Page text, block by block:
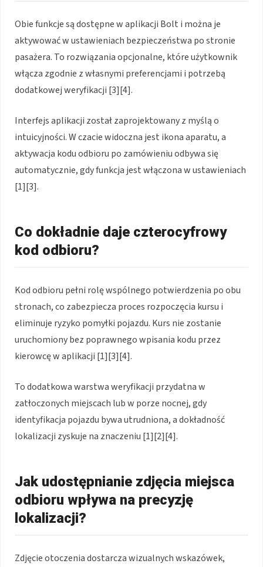
Obie funkcje są dostępne w aplikacji Bolt i można je
aktywować w ustawieniach bezpieczeństwa po stronie
pasażera. To rozwiązania opcjonalne, które użytkownik
włącza zgodnie z własnymi preferencjami i potrzebą
dodatkowej weryfikacji [3][4].
Interfejs aplikacji został zaprojektowany z myślą o
intuicyjności. W czacie widoczna jest ikona aparatu, a
aktywacja kodu odbioru po zamówieniu odbywa się
automatycznie, gdy funkcja jest włączona w ustawieniach
[1][3].
Co dokładnie daje czterocyfrowy
kod odbioru?
Kod odbioru pełni rolę wspólnego potwierdzenia po obu
stronach, co zabezpiecza proces rozpoczęcia kursu i
eliminuje ryzyko pomyłki pojazdu. Kurs nie zostanie
uruchomiony bez poprawnego wpisania kodu przez
kierowcę w aplikacji [1][3][4].
To dodatkowa warstwa weryfikacji przydatna w
zatłoczonych miejscach lub w porze nocnej, gdy
identyfikacja pojazdu bywa utrudniona, a dokładność
lokalizacji zyskuje na znaczeniu [1][2][4].
Jak udostępnianie zdjęcia miejsca
odbioru wpływa na precyzję
lokalizacji?
Zdjęcie otoczenia dostarcza wizualnych wskazówek,